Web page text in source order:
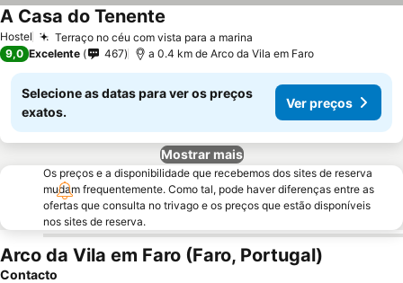
Hostel Terraço no céu com vista para a marina
A Casa do Tenente
9,0 Excelente 467 a 0.4 km de Arco da Vila em Faro
Selecione as datas para ver os preços
exatos.
Ver preços
Mostrar mais
Os preços e a disponibilidade que recebemos dos sites de reserva
mudam frequentemente. Como tal, pode haver diferenças entre as
ofertas que consulta no trivago e os preços que estão disponíveis
nos sites de reserva.
Arco da Vila em Faro (Faro, Portugal)
Contacto